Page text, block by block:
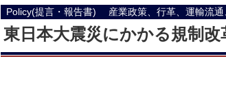
Policy(提言・報告書) 産業政策、行革、運輸流
東日本大震災にかかる規制改